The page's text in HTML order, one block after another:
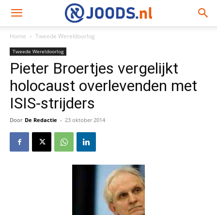
Home Tweede Wereldoorlog
Tweede Wereldoorlog
Pieter Broertjes vergelijkt
holocaust overlevenden met
ISIS-strijders
Door De Redactie - 23 oktober 2014